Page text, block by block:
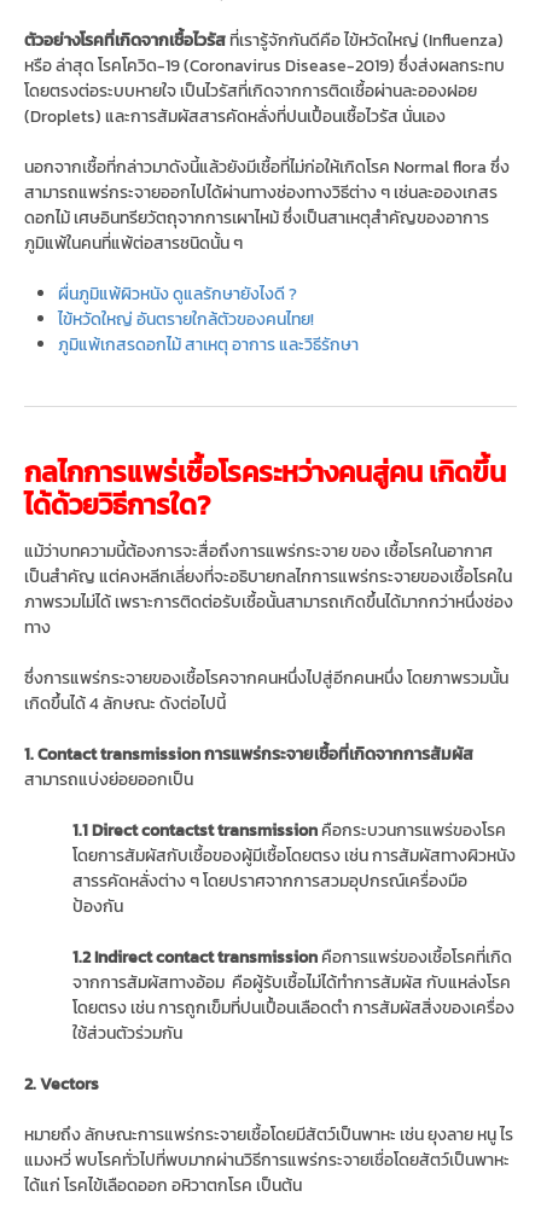
ตัวอย่างโรคที่เกิดจากเชื้อไวรัส ที่เรารู้จักกันดีคือ ไข้หวัดใหญ่ (Influenza)
หรือ ล่าสุด โรคโควิด-19 (Coronavirus Disease-2019) ซึ่งส่งผลกระทบ
โดยตรงต่อระบบหายใจ เป็นไวรัสที่เกิดจากการติดเชื้อผ่านละอองฝอย
(Droplets) และการสัมผัสสารคัดหลั่งที่ปนเปื้อนเชื้อไวรัส นั่นเอง
นอกจากเชื้อที่กล่าวมาดังนี้แล้วยังมีเชื้อที่ไม่ก่อให้เกิดโรค Normal flora ซึ่ง
สามารถแพร่กระจายออกไปได้ผ่านทางช่องทางวิธีต่าง ๆ เช่นละอองเกสร
ดอกไม้ เศษอินทรียวัตถุจากการเผาไหม้ ซึ่งเป็นสาเหตุสำคัญของอาการ
ภูมิแพ้ในคนที่แพ้ต่อสารชนิดนั้น ๆ
ผื่นภูมิแพ้ผิวหนัง ดูแลรักษายังไงดี ?
ไข้หวัดใหญ่ อันตรายใกล้ตัวของคนไทย!
ภูมิแพ้เกสรดอกไม้ สาเหตุ อาการ และวิธีรักษา
กลไกการแพร่เชื้อโรคระหว่างคนสู่คน เกิดขึ้น
ได้ด้วยวิธีการใด?
แม้ว่าบทความนี้ต้องการจะสื่อถึงการแพร่กระจาย ของ เชื้อโรคในอากาศ
เป็นสำคัญ แต่คงหลีกเลี่ยงที่จะอธิบายกลไกการแพร่กระจายของเชื้อโรคใน
ภาพรวมไม่ได้ เพราะการติดต่อรับเชื้อนั้นสามารถเกิดขึ้นได้มากกว่าหนึ่งช่อง
ทาง
ซึ่งการแพร่กระจายของเชื้อโรคจากคนหนึ่งไปสู่อีกคนหนึ่ง โดยภาพรวมนั้น
เกิดขึ้นได้ 4 ลักษณะ ดังต่อไปนี้
1. Contact transmission การแพร่กระจายเชื้อที่เกิดจากการสัมผัส
สามารถแบ่งย่อยออกเป็น
1.1 Direct contactst transmission คือกระบวนการแพร่ของโรค
โดยการสัมผัสกับเชื้อของผู้มีเชื้อโดยตรง เช่น การสัมผัสทางผิวหนัง
สารรคัดหลั่งต่าง ๆ โดยปราศจากการสวมอุปกรณ์เครื่องมือ
ป้องกัน
1.2 Indirect contact transmission คือการแพร่ของเชื้อโรคที่เกิด
จากการสัมผัสทางอ้อม คือผู้รับเชื้อไม่ได้ทำการสัมผัส กับแหล่งโรค
โดยตรง เช่น การถูกเข็มที่ปนเปื้อนเลือดตำ การสัมผัสสิ่งของเครื่อง
ใช้ส่วนตัวร่วมกัน
2. Vectors
หมายถึง ลักษณะการแพร่กระจายเชื้อโดยมีสัตว์เป็นพาหะ เช่น ยุงลาย หนู ไร
แมงหวี่ พบโรคทั่วไปที่พบมากผ่านวิธีการแพร่กระจายเชื่อโดยสัตว์เป็นพาหะ
ได้แก่ โรคไข้เลือดออก อหิวาตกโรค เป็นต้น